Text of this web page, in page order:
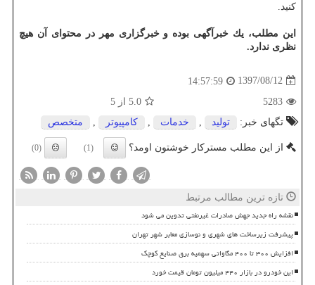
كنید.
این مطلب، یك خبرآگهی بوده و خبرگزاری مهر در محتوای آن هیچ
نظری ندارد.
1397/08/12
14:57:59
5283
5.0 از 5
تگهای خبر:
تولید خدمات كامپیوتر متخصص
از این مطلب مسترکار خوشتون اومد؟ (1)
(0)
تازه ترین مطالب مرتبط
نقشه راه جدید جهش صادرات غیرنفتی تدوین می شود
پیشرفت زیرساخت های شهری و نوسازی معابر شهر تهران
افزایش ۳۰۰ تا ۴۰۰ مگاواتی سهمیه برق صنایع کوچک
این خودرو در بازار ۴۴۰ میلیون تومان قیمت خورد